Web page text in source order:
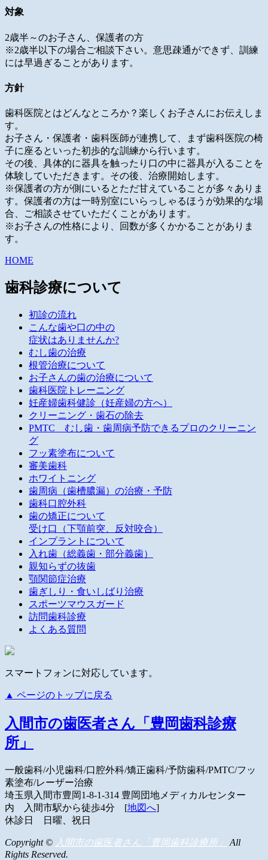
対象
2歳半～のお子さん、保護者の方
※2歳半以下の場合ご相談下さい。意思疎通ができず、訓練
には早過ぎることがあります。
方針
歯科医院とはどんなところか？楽しくお子さんにお伝えしま
す。
お子さん・保護者・歯科医師が連携して、まず歯科医院の椅
子に座るといった初歩的な訓練から行います。
その後、具体的に器具を触ったり口の中に器具が入ることを
体験していただきます。その後、治療開始します。
※保護者の方が側にいるとただ甘えていることが多々ありま
す。保護者の方は一時別室にいらっしゃるほうが効果的な場
合、ご相談させていただくことがあります。
※お子さんの性格により、回数が多くかかることがありま
す。
HOME
歯科診療について
初診の流れ
こんな歯や口の中の
症状はありませんか?
むし歯の治療
根管治療について
お子さんの歯の治療について
歯科医院トレーニング
妊産婦歯科健診（妊産婦の方へ）
クリーニング・歯石の除去
PMTC むし歯・歯周病予防できるプロのクリーニン
グ
フッ素塗布について
審美歯科
ホワイトニング
歯周病（歯槽膿漏）の治療・予防
歯科口腔外科
歯の矯正について
受け口（下顎前突、反対咬合）
インプラントについて
入れ歯（総義歯・部分義歯）
親知らずの抜歯
顎関節症治療
歯ぎしり・食いしばり治療
スポーツマウスガード
訪問歯科診療
よくある質問
スマートフォンに対応しています。
▲ ページのトップに戻る
入間市の歯医者さん「豊岡歯科診療
所」
一般歯科/小児歯科/口腔外科/矯正歯科/予防歯科/PMTC/フッ
素塗布/レーザー治療
埼玉県入間市豊岡1-8-1-314 豊岡団地メディカルセンター
内 入間市駅から徒歩4分 [地図へ]
休診日 日曜、祝日
Copyright © 入間市の歯医者さん「豊岡歯科診療所」
All
Rights Reserved.